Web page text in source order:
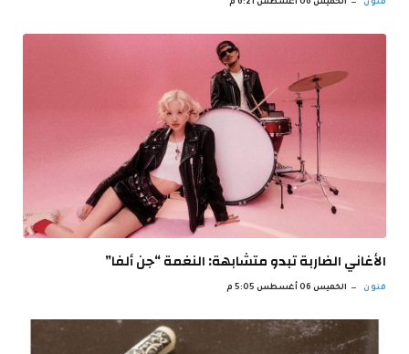
فنون الخميس 06 أغسطس 6:21 م
الأغاني الضاربة تبدو متشابهة: النغمة “جن ألفا”
فنون الخميس 06 أغسطس 5:05 م